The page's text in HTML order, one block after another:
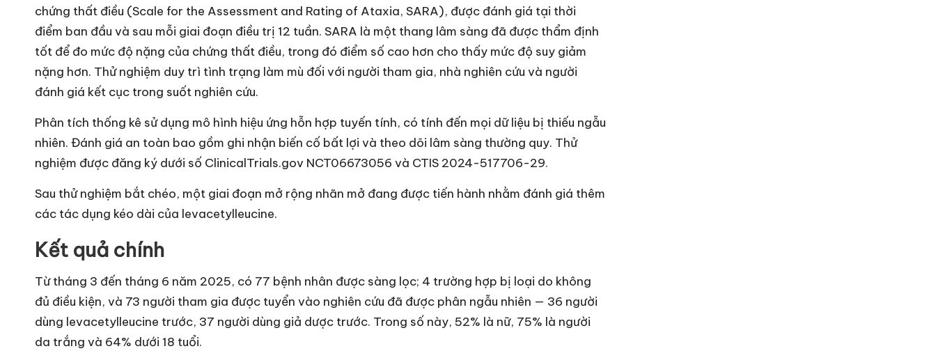
chứng thất điều (Scale for the Assessment and Rating of Ataxia, SARA), được đánh giá tại thời
điểm ban đầu và sau mỗi giai đoạn điều trị 12 tuần. SARA là một thang lâm sàng đã được thẩm định
tốt để đo mức độ nặng của chứng thất điều, trong đó điểm số cao hơn cho thấy mức độ suy giảm
nặng hơn. Thử nghiệm duy trì tình trạng làm mù đối với người tham gia, nhà nghiên cứu và người
đánh giá kết cục trong suốt nghiên cứu.
Phân tích thống kê sử dụng mô hình hiệu ứng hỗn hợp tuyến tính, có tính đến mọi dữ liệu bị thiếu ngẫu
nhiên. Đánh giá an toàn bao gồm ghi nhận biến cố bất lợi và theo dõi lâm sàng thường quy. Thử
nghiệm được đăng ký dưới số ClinicalTrials.gov NCT06673056 và CTIS 2024-517706-29.
Sau thử nghiệm bắt chéo, một giai đoạn mở rộng nhãn mở đang được tiến hành nhằm đánh giá thêm
các tác dụng kéo dài của levacetylleucine.
Kết quả chính
Từ tháng 3 đến tháng 6 năm 2025, có 77 bệnh nhân được sàng lọc; 4 trường hợp bị loại do không
đủ điều kiện, và 73 người tham gia được tuyển vào nghiên cứu đã được phân ngẫu nhiên — 36 người
dùng levacetylleucine trước, 37 người dùng giả dược trước. Trong số này, 52% là nữ, 75% là người
da trắng và 64% dưới 18 tuổi.